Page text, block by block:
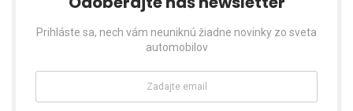
Prihláste sa, nech vám neuniknú žiadne novinky zo sveta
automobilov